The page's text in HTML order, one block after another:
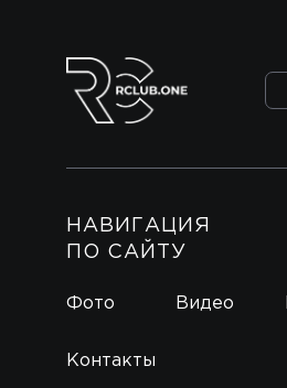
НАВИГАЦИЯ
ПО САЙТУ
Фото Видео
Контакты